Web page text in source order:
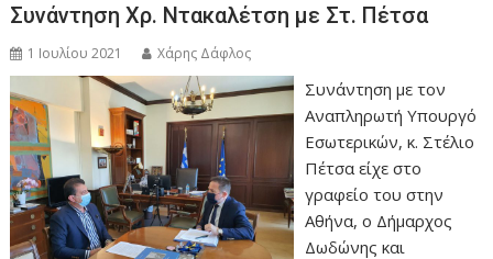
Συνάντηση Χρ. Ντακαλέτση με Στ. Πέτσα
1 Ιουλίου 2021 Χάρης Δάφλος
Συνάντηση με τον
Αναπληρωτή Υπουργό
Εσωτερικών, κ. Στέλιο
Πέτσα είχε στο
γραφείο του στην
Αθήνα, ο Δήμαρχος
Δωδώνης και